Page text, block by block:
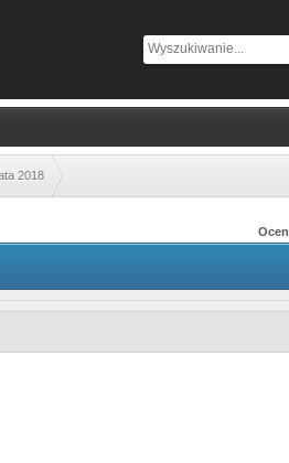
2018